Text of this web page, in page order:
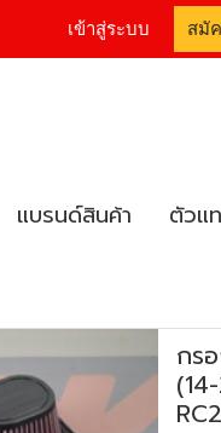
เข้าสู่ระบบ สมั
แบรนด์สินค้า ตัวแ
กร